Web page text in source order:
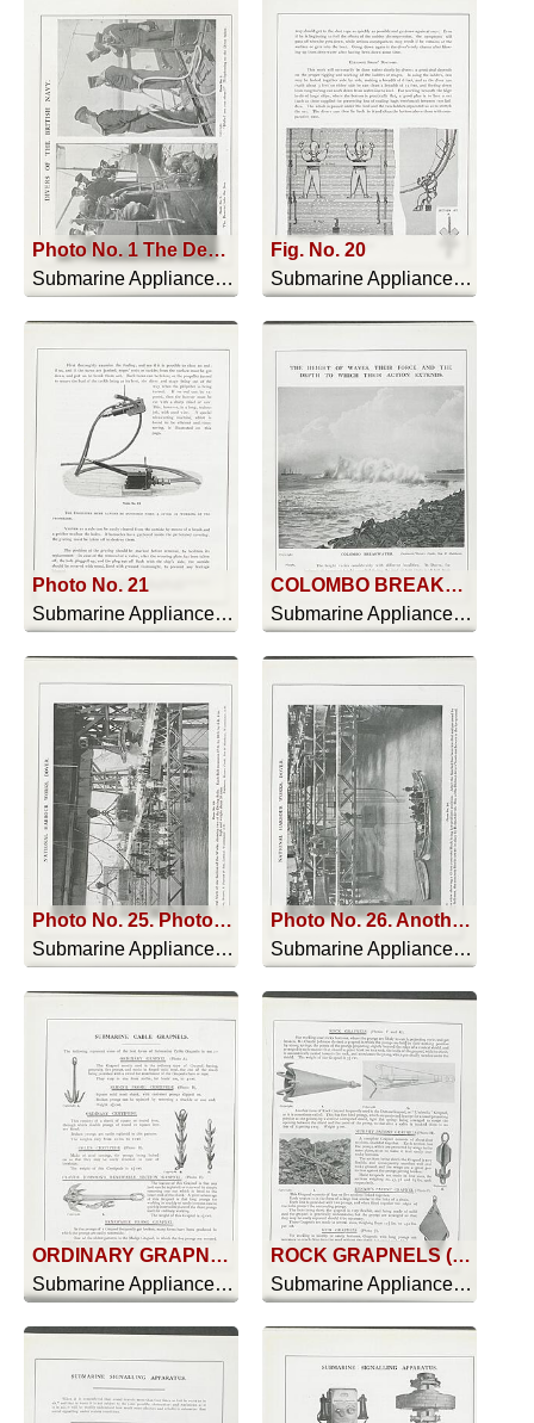
Photo No. 1 The Descent into the Sea; Photo No. 2. "Hallo! are you there?" Telephoning to the Diver below
Submarine Appliances And Their Uses - 1911
Fig. No. 20
Submarine Appliances And Their Uses - 1911
Photo No. 21
Submarine Appliances And Their Uses - 1911
COLOMBO BREAKWATER
Submarine Appliances And Their Uses - 1911
Photo No. 25. Photo No. 25. General View of one Section of the Works, showing two of the Diving Bells. Each Bell measures 17 ft. by 10 ft. by 6 ft. 6 in. high and weighs about 35 tons
Submarine Appliances And Their Uses - 1911
Photo No. 26. Another view showing a 45-ton concrete block being lowered into position. After the Sea bed has been levelled and prepared by Diving Bell men, the concrete blocks are set in place by Helmet divers. One of the Helmet divers’ boats can be seen in the foreground.
Submarine Appliances And Their Uses - 1911
ORDINARY GRAPNEL (Photo A); SLIDING PRONG CENTIPEDE (Photo B); COLE'S CENTIPEDE (Photo D); CLAUDE JOHNSON'S RENEWABLE SECTION GRAPNEL (Photo E)
Submarine Appliances And Their Uses - 1911
ROCK GRAPNELS (Photos F and G); MURPHY PATENT GRAPNELS (Photo H); RENNIE'S PATENT GRAPNEL (Photo I); MUD GRAPNELS (Photo J)
Submarine Appliances And Their Uses - 1911